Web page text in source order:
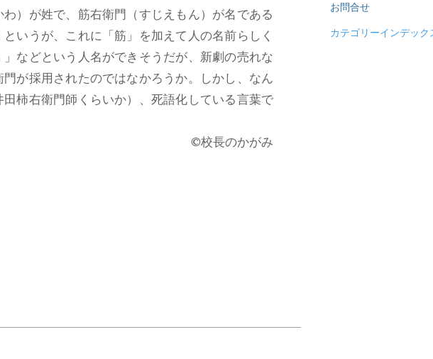
）が姓で、筋右衛門（すじえもん）が名である
いうが、これに「筋」を加えて人の名前らしく
などという人名ができそうだが、新劇の売れな
が採用されたのではなかろうか。しかし、なん
柿右衛門師くらいか）、死語化している言葉で
​©校長のかがみ
お問合せ
カテゴリーインデック